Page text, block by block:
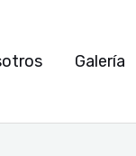
Galería